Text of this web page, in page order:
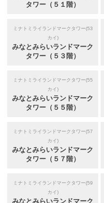
タワー（５１階）
ミナトミライランドマークタワー(53
カイ)
みなとみらいランドマーク
タワー（５３階）
ミナトミライランドマークタワー(55
カイ)
みなとみらいランドマーク
タワー（５５階）
ミナトミライランドマークタワー(57
カイ)
みなとみらいランドマーク
タワー（５７階）
ミナトミライランドマークタワー(59
カイ)
みなとみらいランドマーク